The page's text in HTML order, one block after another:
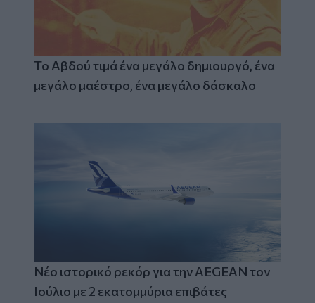
Το Αβδού τιμά ένα μεγάλο δημιουργό, ένα
μεγάλο μαέστρο, ένα μεγάλο δάσκαλο
Νέο ιστορικό ρεκόρ για την AEGEAN τον
Ιούλιο με 2 εκατομμύρια επιβάτες